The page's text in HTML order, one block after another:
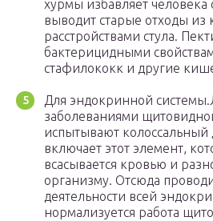
хурмы избавляет человека
выводит старые отходы из
расстройствами стула.
бактерицидными
стафилококк и другие
Для эндокринной
заболеваниями
испытывают
включает этот элемент,
всасывается кровью и
организму. Отсюда
деятельности всей
нормализуется работа